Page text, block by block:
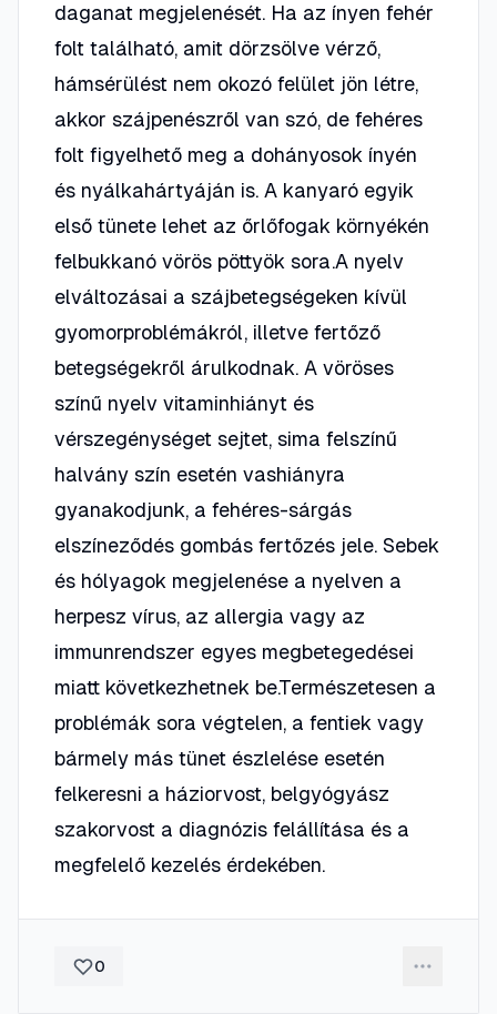
daganat megjelenését. Ha az ínyen fehér
folt található, amit dörzsölve vérző,
hámsérülést nem okozó felület jön létre,
akkor szájpenészről van szó, de fehéres
folt figyelhető meg a dohányosok ínyén
és nyálkahártyáján is. A kanyaró egyik
első tünete lehet az őrlőfogak környékén
felbukkanó vörös pöttyök sora.A nyelv
elváltozásai a szájbetegségeken kívül
gyomorproblémákról, illetve fertőző
betegségekről árulkodnak. A vöröses
színű nyelv vitaminhiányt és
vérszegénységet sejtet, sima felszínű
halvány szín esetén vashiányra
gyanakodjunk, a fehéres-sárgás
elszíneződés gombás fertőzés jele. Sebek
és hólyagok megjelenése a nyelven a
herpesz vírus, az allergia vagy az
immunrendszer egyes megbetegedései
miatt következhetnek be.Természetesen a
problémák sora végtelen, a fentiek vagy
bármely más tünet észlelése esetén
felkeresni a háziorvost, belgyógyász
szakorvost a diagnózis felállítása és a
megfelelő kezelés érdekében.
0